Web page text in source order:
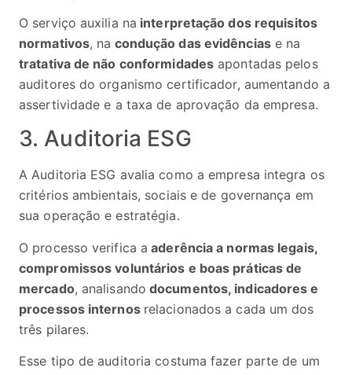
O serviço auxilia na interpretação dos requisitos
normativos, na condução das evidênciase na
tratativa de não conformidades apontadas pelos
auditores do organismo certificador, aumentando a
assertividade e a taxa de aprovação da empresa.
3. Auditoria ESG
A Auditoria ESG avalia como a empresa integra os
critérios ambientais, sociais e de governança em
sua operação e estratégia.
O processo verifica a aderência a normas legais,
compromissos voluntários e boas práticas de
mercado, analisando documentos, indicadores e
processos internos relacionados a cada um dos
três pilares.
Esse tipo de auditoria costuma fazer parte de um